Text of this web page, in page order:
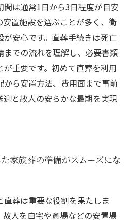
間は通常1日から3日程度が目安
置施設を選ぶことが多く、衛
安心です。直葬手続きは死亡
までの流れを理解し、必要書類
重要です。初めて直葬を利用
から安置方法、費用面まで事前
迎と故人の安らかな最期を実現
家族葬の準備がスムーズにな
葬は重要な役割を果たしま
人を自宅や斎場などの安置場